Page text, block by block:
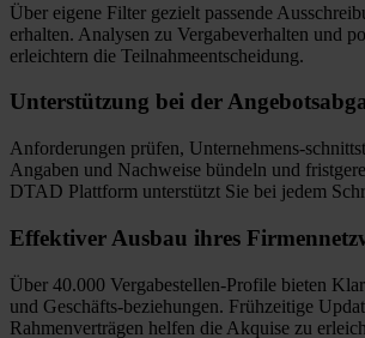
Über eigene Filter gezielt passende
erhalten. Analysen zu Vergabeverhalten und
erleichtern die Teilnahmeentscheidung.
Unterstützung bei der
Anforderungen prüfen, Unternehmens-
Angaben und Nachweise bündeln und
DTAD Plattform unterstützt Sie bei jedem
Effektiver Ausbau ihres
Über 40.000 Vergabestellen-Profile bieten
und Geschäfts-beziehungen. Frühzeitige
Rahmenverträgen helfen die Akquise zu